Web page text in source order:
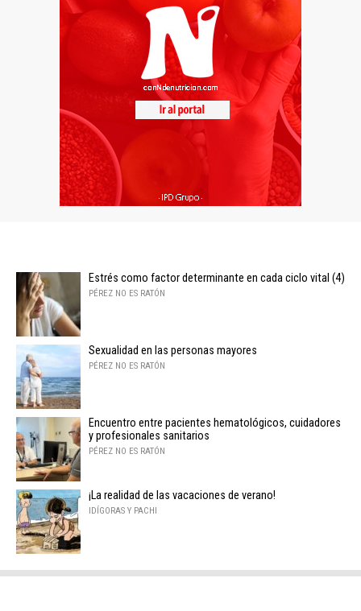
Estrés como factor determinante en cada ciclo vital (4)
PÉREZ NO ES RATÓN
Sexualidad en las personas mayores
PÉREZ NO ES RATÓN
Encuentro entre pacientes hematológicos, cuidadores
y profesionales sanitarios
PÉREZ NO ES RATÓN
¡La realidad de las vacaciones de verano!
IDÍGORAS Y PACHI